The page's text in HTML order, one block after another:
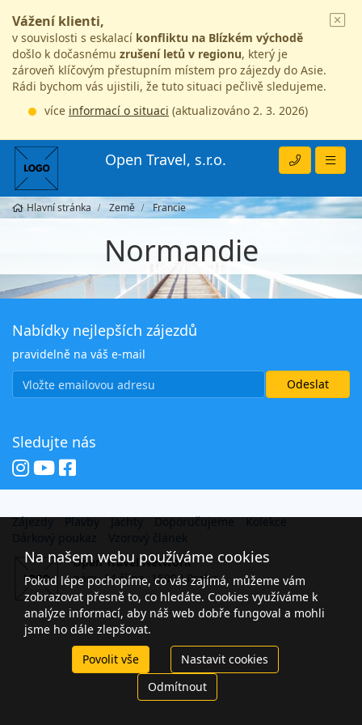
Vážení klienti,
v souvislosti s eskalací konfliktu na Blízkém východě
došlo k dočasnému zrušení letů v regionu, který je
zároveň klíčovým přestupním místem pro zájezdy do Asie.
Rádi bychom vás ujistili, že tuto situaci pečlivě sledujeme.
více informací o situaci (aktualizováno 2. 3. 2026)
Open Travel, s.r.o.
Hlavní stránka Země Francie
Normandie
Nabídky nejlepších zájezdů
pravidelně na váš e-mail
Sledujte nás
Zájezdy Plavby Jachty Doporučujeme
Kolekce
Open Travel Network
nám. 14 října, 15000 Praha
Na našem webu používáme cookies
Pokud lépe pochopíme, co vás zajímá, můžeme vám
zobrazovat přesně to, co hledáte. Cookies využíváme k
analýze informací, aby náš web dobře fungoval a mohli
jsme ho dále zlepšovat.
Povolit vše
Nastavit cookies
Odmítnout